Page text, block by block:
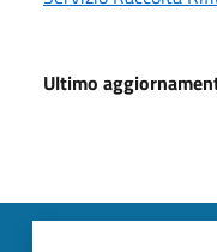
Ultimo